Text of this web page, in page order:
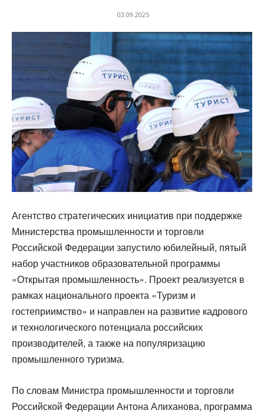
03.09.2025
Агентство стратегических инициатив при поддержке
Министерства промышленности и торговли
Российской Федерации запустило юбилейный, пятый
набор участников образовательной программы
«Открытая промышленность». Проект реализуется в
рамках национального проекта «Туризм и
гостеприимство» и направлен на развитие кадрового
и технологического потенциала российских
производителей, а также на популяризацию
промышленного туризма.
По словам Министра промышленности и торговли
Российской Федерации Антона Алиханова, программа